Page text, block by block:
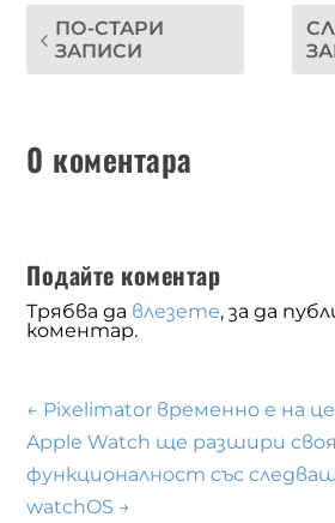
ПО-СТАРИ
ЗАПИСИ
0 коментара
Подайте коментар
Трябва да влезете, за да
коментар.
← Pixelimator временно е на
Apple Watch ще разшири
функционалност със
watchOS →